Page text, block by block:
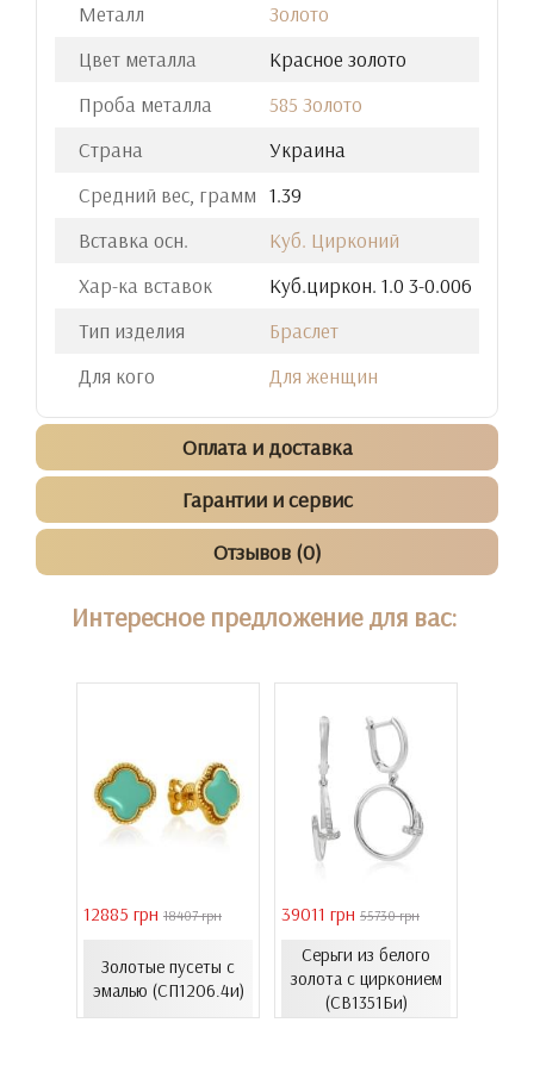
Металл
Золото
Цвет металла
Красное золото
Проба металла
585 Золото
Страна
Украина
Средний вес, грамм 1.39
Вставка осн.
Куб. Цирконий
Хар-ка вставок
Куб.циркон. 1.0 3-0.006
Тип изделия
Браслет
Для кого
Для женщин
Оплата и доставка
Гарантии и сервис
Отзывов (0)
Интересное предложение для вас:
12885 грн 18407 грн
Золотые пусеты с
эмалью (СП1206.4и)
39011 грн 55730 грн
Серьги из белого
золота с цирконием
(СВ1351Би)